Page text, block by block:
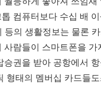
컴퓨터보다 수십 배
등의 생활정보는 물론
람들이 스마트폰을
권을 받아 공항에서
형태의 멤버십 카드들